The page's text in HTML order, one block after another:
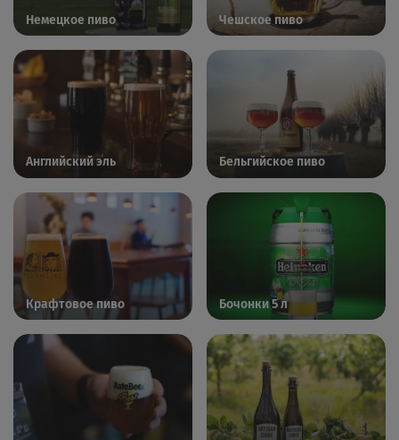
Немецкое пиво Чешское пиво
Английский эль Бельгийское пиво
Крафтовое пиво Бочонки 5 л